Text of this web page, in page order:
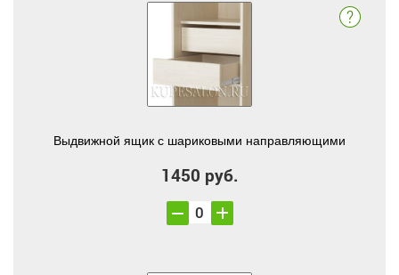
Выдвижной ящик с шариковыми направляющими
1450 руб.